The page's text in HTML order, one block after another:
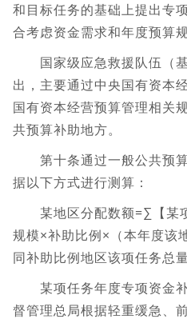
和目标任务的基础上提出专
合考虑资金需求和年度预算
国家级应急救援队伍（基
出，主要通过中央国有资本
国有资本经营预算管理相关
共预算补助地方。
第十条通过一般公共预算
据以下方式进行测算：
某地区分配数额=∑【某
规模×补助比例×（本年度该
同补助比例地区该项任务总量
某项任务年度专项资金补
督管理总局根据轻重缓急、